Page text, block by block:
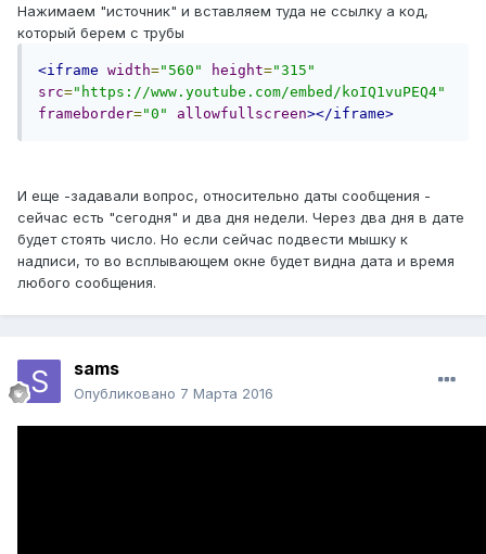
Нажимаем "источник" и вставляем туда не ссылку а код,
который берем с трубы
<iframe width="560" height="315"
src="https://www.youtube.com/embed/koIQ1vuPEQ4"
frameborder="0" allowfullscreen></iframe>
И еще -задавали вопрос, относительно даты сообщения -
сейчас есть "сегодня" и два дня недели. Через два дня в дате
будет стоять число. Но если сейчас подвести мышку к
надписи, то во всплывающем окне будет видна дата и время
любого сообщения.
sams
Опубликовано 7 Марта 2016